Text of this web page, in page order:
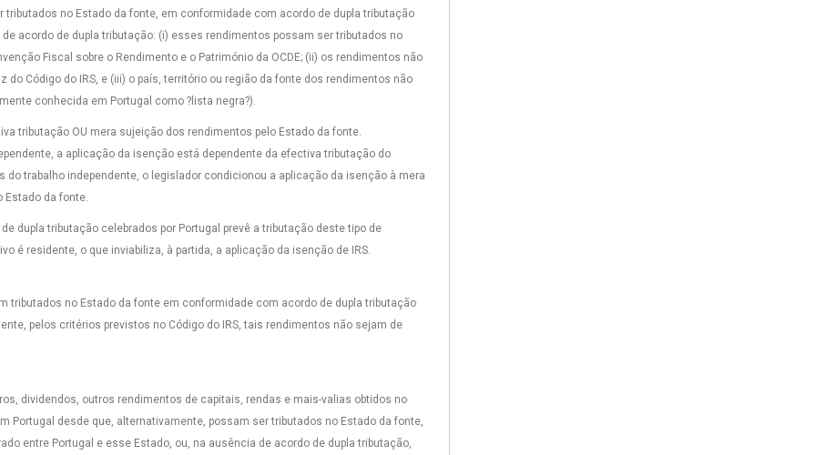
no Estado da fonte, em conformidade com acordo de dupla tributação
acordo de dupla tributação: (i) esses rendimentos possam ser tributados no
Fiscal sobre o Rendimento e o Património da OCDE; (ii) os rendimentos não
Código do IRS, e (iii) o país, território ou região da fonte dos rendimentos não
conhecida em Portugal como ?lista negra?).
tributação OU mera sujeição dos rendimentos pelo Estado da fonte.
a aplicação da isenção está dependente da efectiva tributação do
trabalho independente, o legislador condicionou a aplicação da isenção à mera
Estado da fonte.
dupla tributação celebrados por Portugal prevê a tributação deste tipo de
é residente, o que inviabiliza, à partida, a aplicação da isenção de IRS.
tributados no Estado da fonte em conformidade com acordo de dupla tributação
pelos critérios previstos no Código do IRS, tais rendimentos não sejam de
dividendos, outros rendimentos de capitais, rendas e mais-valias obtidos no
Portugal desde que, alternativamente, possam ser tributados no Estado da fonte,
entre Portugal e esse Estado, ou, na ausência de acordo de dupla tributação,